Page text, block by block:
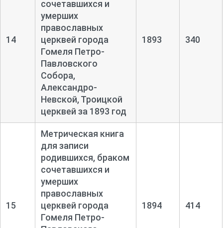
14
сочетавшихся и
умерших
православных
церквей города
Гомеля Петро-
Павловского
Собора,
Александро-
Невской, Троицкой
церквей за 1893 год
1893 340
15
Метрическая книга
для записи
родившихся, браком
сочетавшихся и
умерших
православных
церквей города
Гомеля Петро-
1894 414